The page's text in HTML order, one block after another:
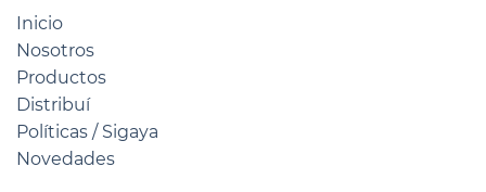
Inicio
Nosotros
Productos
Distribuí
Políticas / Sigaya
Novedades